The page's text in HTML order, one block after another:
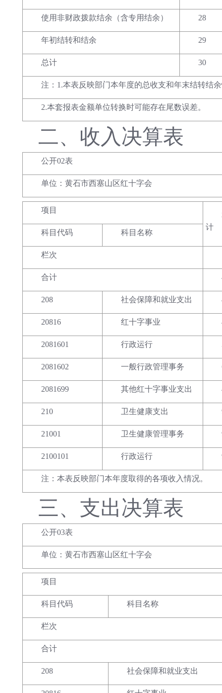
使用非财政拨款结余（含专用结余） 28
年初结转和结余 29
总计 30
注：1.本表反映部门本年度的总收支和年末结转结
2.本套报表金额单位转换时可能存在尾数误差。
二、 收入决算表
公开02表
单位：黄石市西塞山区红十字会
项目
计
科目代码 科目名称
栏次
合计
208 社会保障和就业支出
20816 红十字事业
2081601 行政运行
2081602 一般行政管理事务
2081699 其他红十字事业支出
210 卫生健康支出
21001 卫生健康管理事务
2100101 行政运行
注：本表反映部门本年度取得的各项收入情况。
三、 支出决算表
公开03表
单位：黄石市西塞山区红十字会
项目
科目代码 科目名称
栏次
合计
208 社会保障和就业支出